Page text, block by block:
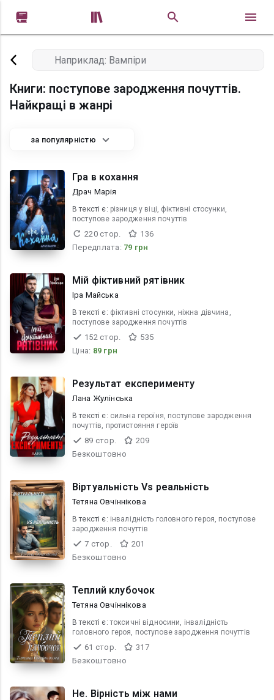
 
Книги: поступове зародження почуттів.
Найкращі в жанрі
за популярністю
Гра в кохання
Драч Марія
В текcті є: різниця у віці, фіктивні стосунки,
поступове зародження почуттів
220 стор.
136
Передплата: 79 грн
Мій фіктивний рятівник
Іра Майська
В текcті є: фіктивні стосунки, ніжна дівчина,
поступове зародження почуттів
152 стор.
535
Ціна: 89 грн
Результат експерименту
Лана Жулінська
В текcті є: сильна героїня, поступове зародження
почуттів, протистояння героїв
89 стор.
209
Безкоштовно
Віртуальність Vs реальність
Тетяна Овчіннікова
В текcті є: інвалідність головного героя, поступове
зародження почуттів
7 стор.
201
Безкоштовно
Теплий клубочок
Тетяна Овчіннікова
В текcті є:токсичні відносини, інвалідність
головного героя, поступове зародження почуттів
61 стор.
317
Безкоштовно
Не. Вірність між нами